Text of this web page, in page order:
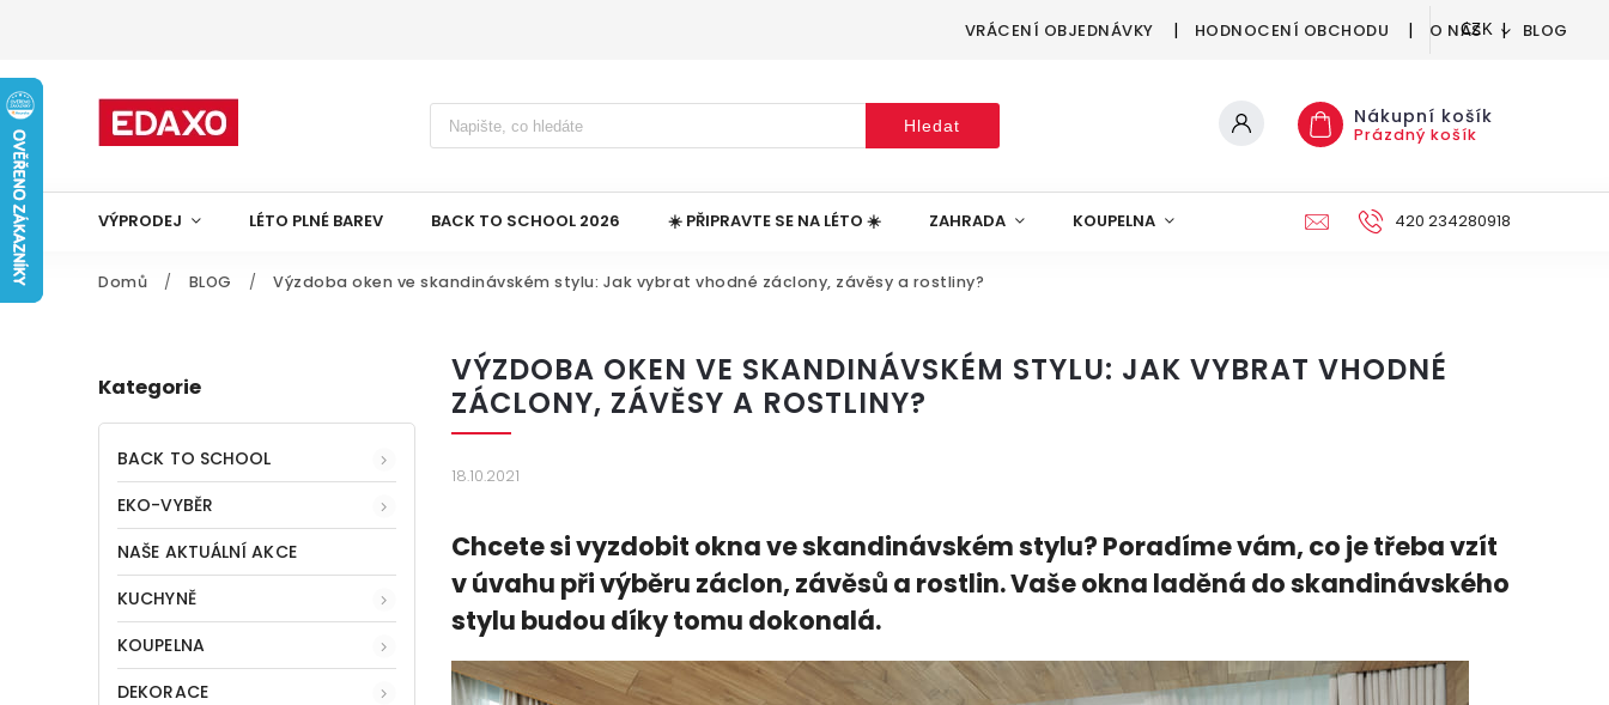
VRÁCENÍ OBJEDNÁVKY HODNOCENÍ OBCHODU O NÁS BLOG
CZK
Hledat Nákupní košík
Prázdný košík
VÝPRODEJ LÉTO PLNÉ BAREV BACK TO SCHOOL 2026 ☀️ PŘIPRAVTE SE NA LÉTO ☀️ ZAHRADA KOUPELNA DEKORACE
420 234280918
Domů / BLOG / Výzdoba oken ve skandinávském stylu: Jak vybrat vhodné záclony, závěsy a rostliny?
Kategorie
BACK TO SCHOOL
EKO-VYBĚR
NAŠE AKTUÁLNÍ AKCE
KUCHYNĚ
KOUPELNA
DEKORACE
VÝZDOBA OKEN VE SKANDINÁVSKÉM STYLU: JAK VYBRAT VHODNÉ
ZÁCLONY, ZÁVĚSY A ROSTLINY?
18.10.2021
Chcete si vyzdobit okna ve skandinávském stylu? Poradíme vám, co je třeba vzít
v úvahu při výběru záclon, závěsů a rostlin. Vaše okna laděná do skandinávského
stylu budou díky tomu dokonalá.